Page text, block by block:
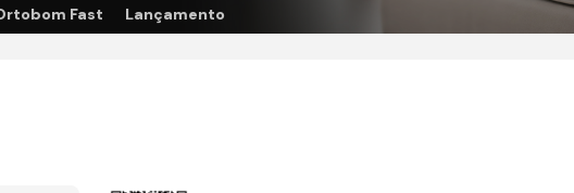
Fast Lançamento